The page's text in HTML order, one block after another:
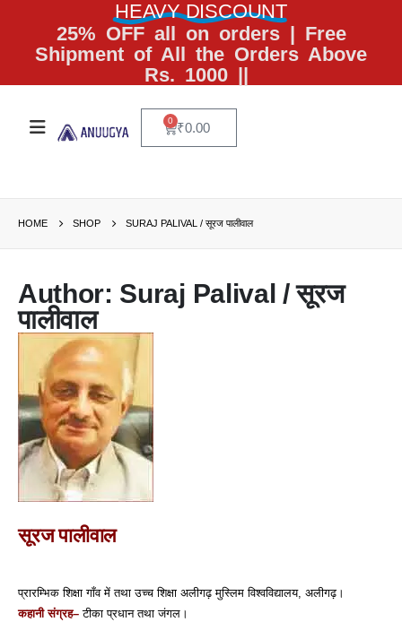
HEAVY DISCOUNT
25% OFF all on orders | Free
Shipment of All the Orders Above
Rs. 1000 ||
₹0.00
0
HOME SHOP SURAJ PALIVAL / सूरज पालीवाल
Author: Suraj Palival / सूरज
पालीवाल
सूरज पालीवाल
प्रारम्भिक शिक्षा गाँव में तथा उच्च शिक्षा अलीगढ़ मुस्लिम विश्‍वविद्यालय, अलीगढ़।
कहानी संग्रह– टीका प्रधान तथा जंगल।